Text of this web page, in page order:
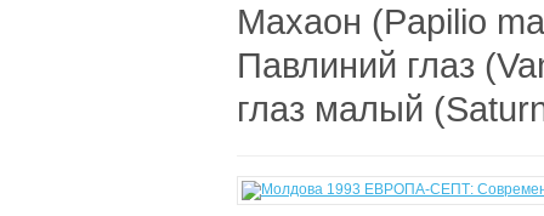
Махаон (Papilio
Павлиний глаз
глаз малый